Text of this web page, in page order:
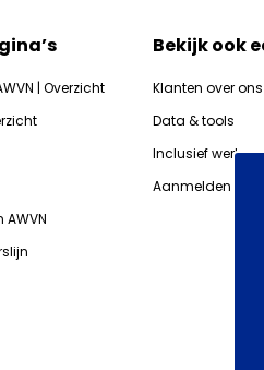
| Overzicht
Bekijk ook
Klanten over ons
Data & tools
Inclusief
Aanmelden